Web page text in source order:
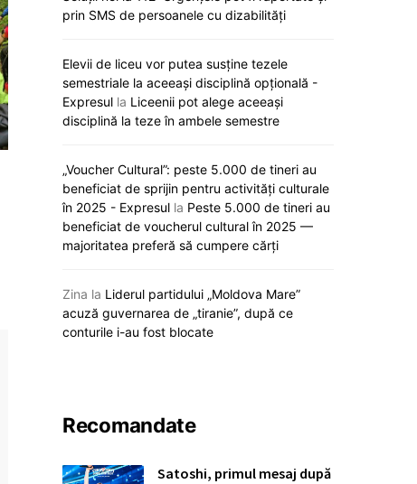
„Viva, Moldova!” răsună astăzi la
Eurovision: Satoshi intră primul în
concurs
12 mai 2026
Noi reguli de
universități. Ce
prin SMS de persoanele cu dizabilități
Elevii de liceu vor putea susține tezele
semestriale la aceeași disciplină opțională -
Expresul la Liceenii pot alege aceeași
disciplină la teze în ambele semestre
„Voucher Cultural”: peste 5.000 de tineri au
beneficiat de sprijin pentru activități culturale
în 2025 - Expresul la Peste 5.000 de tineri au
beneficiat de voucherul cultural în 2025 —
majoritatea preferă să cumpere cărți
Zina la Liderul partidului „Moldova Mare”
acuză guvernarea de „tiranie”, după ce
conturile i-au fost blocate
Recomandate
Satoshi, primul mesaj după